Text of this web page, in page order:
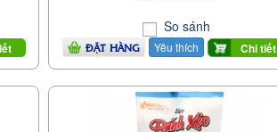
So sánh
ĐẶT HÀNG Yêu thích Chi tiết